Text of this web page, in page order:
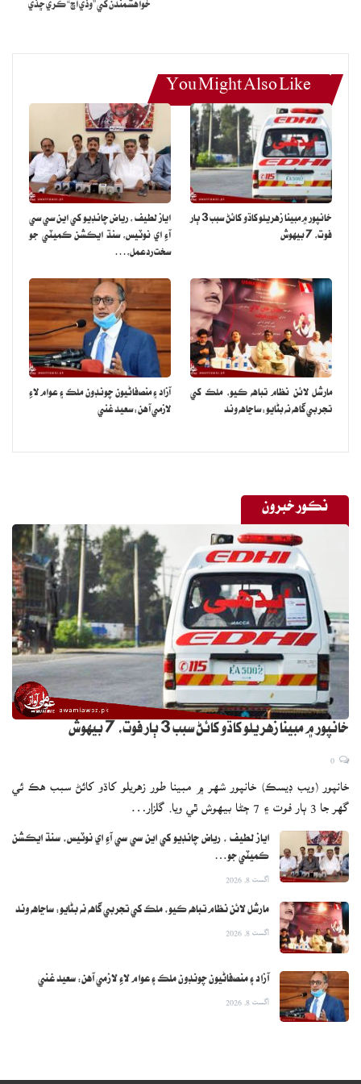
خواهشمندن کي ”وڏي آڇ“ ڪري ڇڏي
You Might Also Like
خانپور ۾ مبينا زهريلو کاڌو کائڻ سبب 3 ٻار
فوت، 7 بيهوش
اياز لطيف ، رياض چانڊيو کي اين سي سي
آءِ اي نوٽيس، سنڌ ايڪشن ڪميٽي جو
سخت ردعمل،…
مارشل لائن نظام تباهه ڪيو، ملڪ کي
تجربي گاهه نه بڻايو: ساڃاهه وند
آزاد ۽ منصفاڻيون چونڊون ملڪ ۽ عوام لاءِ
لازمي آهن: سعيد غني
نڪور خبرون
خانپور ۾ مبينا زهريلو کاڌو کائڻ سبب 3 ٻار فوت، 7 بيهوش
خانپور (ويب ڊيسڪ) خانپور شهر ۾ مبينا طور زهريلو کاڌو کائڻ سبب هڪ ئي
گهر جا 3 ٻار فوت ۽ 7 ڄڻا بيهوش ٿي ويا. گلزار…
اياز لطيف ، رياض چانڊيو کي اين سي سي آءِ اي نوٽيس، سنڌ ايڪشن
ڪميٽي جو…
اگست 8, 2026
مارشل لائن نظام تباهه ڪيو، ملڪ کي تجربي گاهه نه بڻايو: ساڃاهه وند
اگست 8, 2026
آزاد ۽ منصفاڻيون چونڊون ملڪ ۽ عوام لاءِ لازمي آهن: سعيد غني
اگست 8, 2026